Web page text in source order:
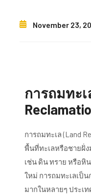
November 23,
การถมทะเ
การถมทะเล (Land
พื้นที่ทะเลหรือชายฝั่
เช่น ดิน ทราย หรือหิ
ใหม่ การถมทะเลเป็
มากในหลายๆ ประเ